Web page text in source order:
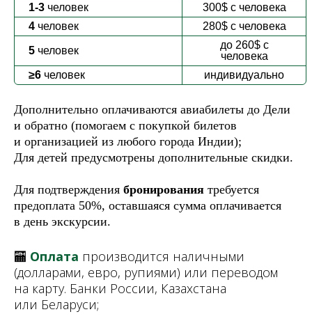
1-3 человек 300$ с человека
4 человек 280$ с человека
5 человек до 260$ с
человека
≥6 человек индивидуально
Дополнительно оплачиваются авиабилеты до Дели
и обратно (помогаем с покупкой билетов
и организацией из любого города Индии);
Для детей предусмотрены дополнительные скидки.
Для подтверждения бронирования требуется
предоплата 50%, оставшаяся сумма оплачивается
в день экскурсии.
🏧 Оплата производится наличными
(долларами, евро, рупиями) или переводом
на карту. Банки России, Казахстана
или Беларуси;
ОТЗЫВЫ